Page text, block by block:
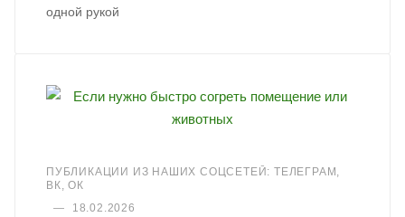
одной рукой
ПУБЛИКАЦИИ ИЗ НАШИХ СОЦСЕТЕЙ: ТЕЛЕГРАМ,
ВК, ОК
—
18.02.2026